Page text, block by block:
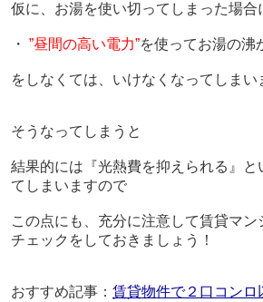
仮に、お湯を使い切ってしまった場合
・ ”昼間の高い電力”を使ってお湯の沸
をしなくては、いけなくなってしまい
そうなってしまうと
結果的には『光熱費を抑えられる』と
てしまいますので
この点にも、充分に注意して賃貸マ
チェックをしておきましょう！
おすすめ記事： 賃貸物件で２口コンロ